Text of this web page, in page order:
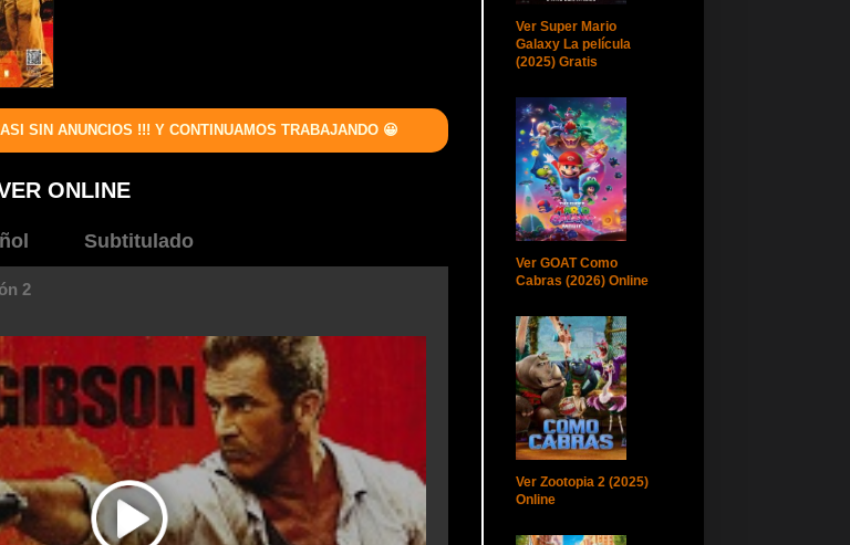
SIN ANUNCIOS !!! Y CONTINUAMOS TRABAJANDO 😀
ONLINE
Subtitulado
2
Ver Super Mario
Galaxy La película
(2025) Gratis
Ver GOAT Como
Cabras (2026) Online
Ver Zootopia 2 (2025)
Online